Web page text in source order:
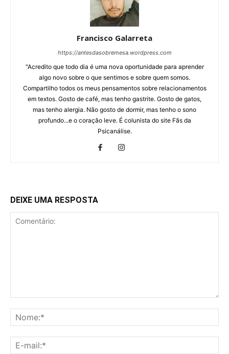
Francisco Galarreta
https://antesdasobremesa.wordpress.com
"Acredito que todo dia é uma nova oportunidade para aprender
algo novo sobre o que sentimos e sobre quem somos.
Compartilho todos os meus pensamentos sobre relacionamentos
em textos. Gosto de café, mas tenho gastrite. Gosto de gatos,
mas tenho alergia. Não gosto de dormir, mas tenho o sono
profundo...e o coração leve. É colunista do site Fãs da
Psicanálise.
DEIXE UMA RESPOSTA